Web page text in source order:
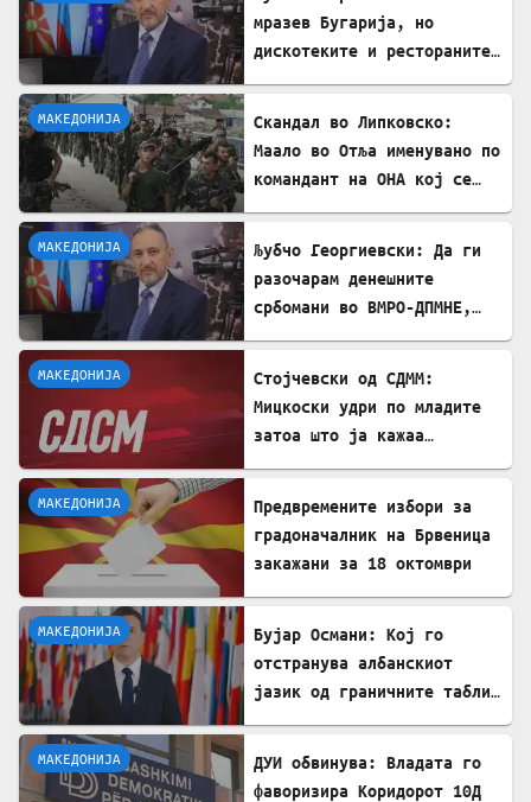
мразев Бугарија, но
дискотеките и рестораните
МАКЕДОНИЈА
Скандал во Липковско:
Маало во Отља именувано по
командант на ОНА кој се
МАКЕДОНИЈА
Љубчо Георгиевски: Да ги
разочарам денешните
србомани во ВМРО-ДПМНЕ,
Србославија
МАКЕДОНИЈА
Стојчевски од СДММ:
Мицкоски удри по младите
затоа што ја кажаа
МАКЕДОНИЈА
Предвремените избори за
градоначалник на Брвеница
закажани за 18 октомври
МАКЕДОНИЈА
Бујар Османи: Кој го
отстранува албанскиот
јазик од граничните табли,
МАКЕДОНИЈА
ДУИ обвинува: Владата го
фаворизира Коридорот 10Д